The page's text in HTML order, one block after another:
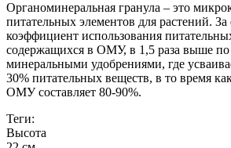
Органоминеральная гранула – это
питательных элементов для растений. За
коэффициент использования
содержащихся в ОМУ, в 1,5 раза выше
минеральными удобрениями, где
30% питательных веществ, в то время
ОМУ составляет 80-90%.
Теги:
Высота